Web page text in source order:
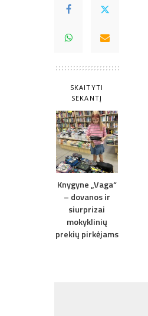
SKAITYTI
SEKANTĮ
Knygyne „Vaga“
– dovanos ir
siurprizai
mokyklinių
prekių pirkėjams